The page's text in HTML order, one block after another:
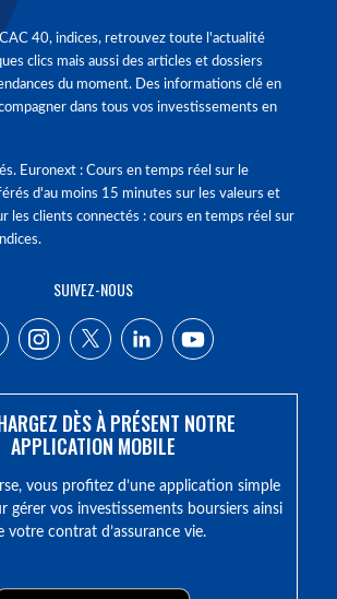
40, indices, retrouvez toute l'actualité
clics mais aussi des articles et dossiers
du moment. Des informations clé en
dans tous vos investissements en
Euronext : Cours en temps réel sur le
d'au moins 15 minutes sur les valeurs et
les clients connectés : cours en temps réel sur
SUIVEZ-NOUS
DÈS À PRÉSENT NOTRE
APPLICATION MOBILE
vous profitez d’une application simple
gérer vos investissements boursiers ainsi
votre contrat d’assurance vie.